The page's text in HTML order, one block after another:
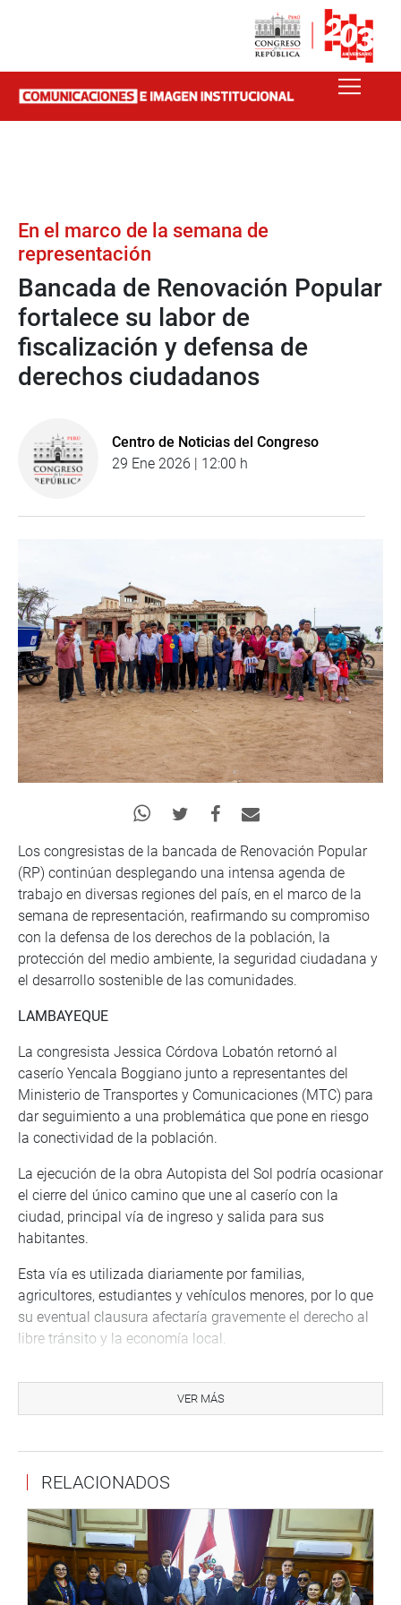
En el marco de la semana de
representación
Bancada de Renovación Popular
fortalece su labor de
fiscalización y defensa de
derechos ciudadanos
Centro de Noticias del Congreso
29 Ene 2026 | 12:00 h
Los congresistas de la bancada de Renovación Popular
(RP) continúan desplegando una intensa agenda de
trabajo en diversas regiones del país, en el marco de la
semana de representación, reafirmando su compromiso
con la defensa de los derechos de la población, la
protección del medio ambiente, la seguridad ciudadana y
el desarrollo sostenible de las comunidades.
LAMBAYEQUE
La congresista Jessica Córdova Lobatón retornó al
caserío Yencala Boggiano junto a representantes del
Ministerio de Transportes y Comunicaciones (MTC) para
dar seguimiento a una problemática que pone en riesgo
la conectividad de la población.
La ejecución de la obra Autopista del Sol podría ocasionar
el cierre del único camino que une al caserío con la
ciudad, principal vía de ingreso y salida para sus
habitantes.
Esta vía es utilizada diariamente por familias,
agricultores, estudiantes y vehículos menores, por lo que
su eventual clausura afectaría gravemente el derecho al
libre tránsito y la economía local.
comprometió a realizar una inspección técnica para
constatar la necesidad de mantener esta ruta. “Seguiré
Diego Bazán Calderón realizó una visita al distrito de
Chao, en la provincia de Virú, donde sostuvo reuniones
con dirigentes y pobladores para abordar la problemática
relacionada con la canalización de regadíos y la
VER MÁS
RELACIONADOS